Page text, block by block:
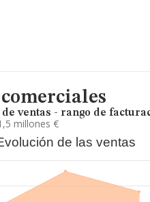
ventas - rango de
millones €
de las ventas